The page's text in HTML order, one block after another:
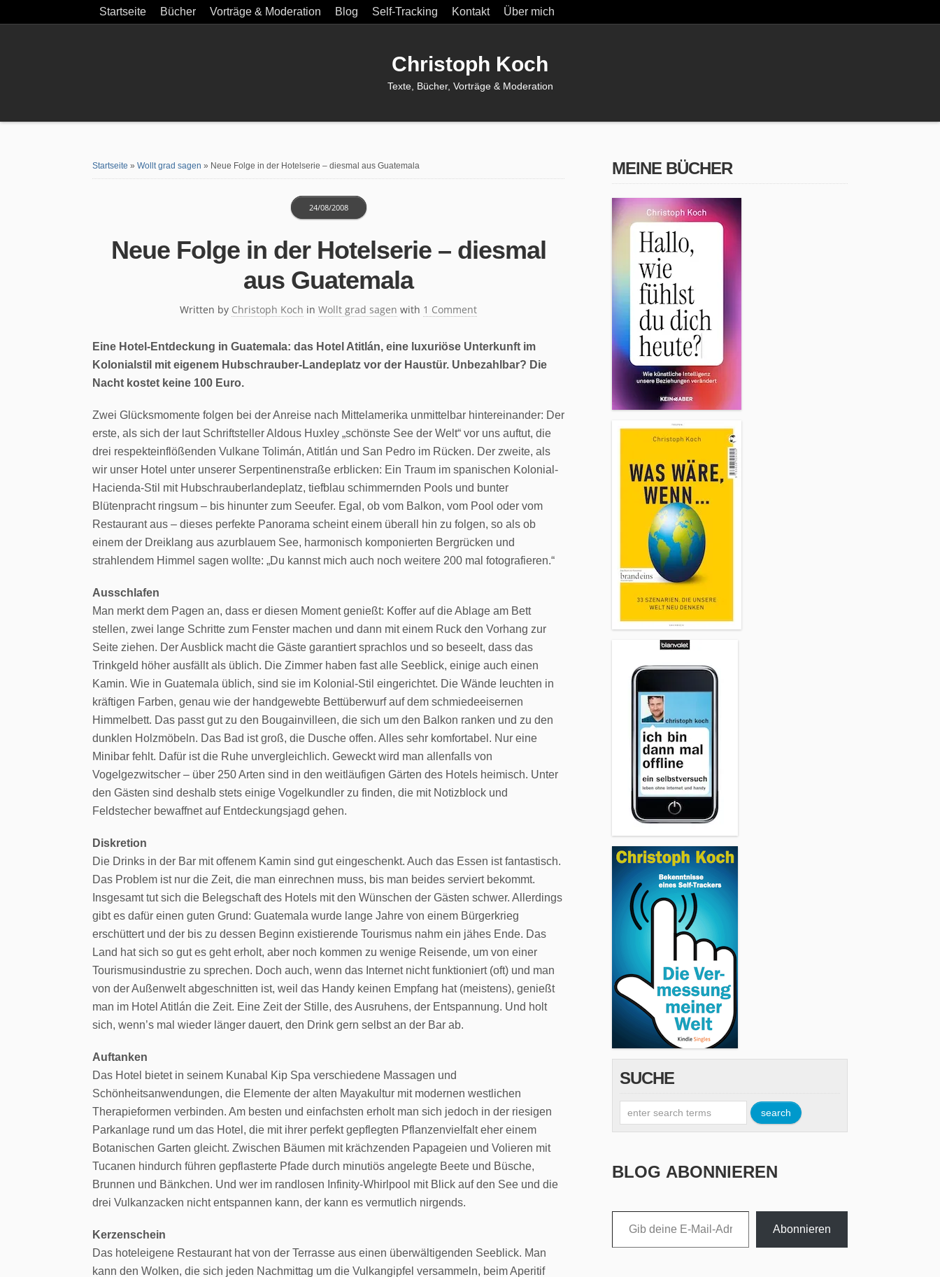
Startseite Bücher Vorträge & Moderation Blog Self-Tracking Kontakt Über mich
Christoph Koch
Texte, Bücher, Vorträge & Moderation
Startseite » Wollt grad sagen » Neue Folge in der Hotelserie – diesmal aus Guatemala
Neue Folge in der Hotelserie – diesmal
aus Guatemala
Written by Christoph Koch
24/08/2008
in Wollt grad sagen with 1 Comment
Eine Hotel-Entdeckung in Guatemala: das Hotel Atitlán, eine luxuriöse Unterkunft im
Kolonialstil mit eigenem Hubschrauber-Landeplatz vor der Haustür. Unbezahlbar? Die
Nacht kostet keine 100 Euro.
Zwei Glücksmomente folgen bei der Anreise nach Mittelamerika unmittelbar hintereinander: Der
erste, als sich der laut Schriftsteller Aldous Huxley „schönste See der Welt“ vor uns auftut, die
drei respekteinflößenden Vulkane Tolimán, Atitlán und San Pedro im Rücken. Der zweite, als
wir unser Hotel unter unserer Serpentinenstraße erblicken: Ein Traum im spanischen Kolonial-
Hacienda-Stil mit Hubschrauberlandeplatz, tiefblau schimmernden Pools und bunter
Blütenpracht ringsum – bis hinunter zum Seeufer. Egal, ob vom Balkon, vom Pool oder vom
Restaurant aus – dieses perfekte Panorama scheint einem überall hin zu folgen, so als ob
einem der Dreiklang aus azurblauem See, harmonisch komponierten Bergrücken und
strahlendem Himmel sagen wollte: „Du kannst mich auch noch weitere 200 mal fotografieren.“
Ausschlafen
Man merkt dem Pagen an, dass er diesen Moment genießt: Koffer auf die Ablage am Bett
stellen, zwei lange Schritte zum Fenster machen und dann mit einem Ruck den Vorhang zur
Seite ziehen. Der Ausblick macht die Gäste garantiert sprachlos und so beseelt, dass das
Trinkgeld höher ausfällt als üblich. Die Zimmer haben fast alle Seeblick, einige auch einen
Kamin. Wie in Guatemala üblich, sind sie im Kolonial-Stil eingerichtet. Die Wände leuchten in
kräftigen Farben, genau wie der handgewebte Bettüberwurf auf dem schmiedeeisernen
Himmelbett. Das passt gut zu den Bougainvilleen, die sich um den Balkon ranken und zu den
dunklen Holzmöbeln. Das Bad ist groß, die Dusche offen. Alles sehr komfortabel. Nur eine
Minibar fehlt. Dafür ist die Ruhe unvergleichlich. Geweckt wird man allenfalls von
Vogelgezwitscher – über 250 Arten sind in den weitläufigen Gärten des Hotels heimisch. Unter
den Gästen sind deshalb stets einige Vogelkundler zu finden, die mit Notizblock und
Feldstecher bewaffnet auf Entdeckungsjagd gehen.
Diskretion
Die Drinks in der Bar mit offenem Kamin sind gut eingeschenkt. Auch das Essen ist fantastisch.
Das Problem ist nur die Zeit, die man einrechnen muss, bis man beides serviert bekommt.
Insgesamt tut sich die Belegschaft des Hotels mit den Wünschen der Gästen schwer. Allerdings
gibt es dafür einen guten Grund: Guatemala wurde lange Jahre von einem Bürgerkrieg
erschüttert und der bis zu dessen Beginn existierende Tourismus nahm ein jähes Ende. Das
Land hat sich so gut es geht erholt, aber noch kommen zu wenige Reisende, um von einer
Tourismusindustrie zu sprechen. Doch auch, wenn das Internet nicht funktioniert (oft) und man
von der Außenwelt abgeschnitten ist, weil das Handy keinen Empfang hat (meistens), genießt
man im Hotel Atitlán die Zeit. Eine Zeit der Stille, des Ausruhens, der Entspannung. Und holt
sich, wenn’s mal wieder länger dauert, den Drink gern selbst an der Bar ab.
Auftanken
Das Hotel bietet in seinem Kunabal Kip Spa verschiedene Massagen und
Schönheitsanwendungen, die Elemente der alten Mayakultur mit modernen westlichen
Therapieformen verbinden. Am besten und einfachsten erholt man sich jedoch in der riesigen
Parkanlage rund um das Hotel, die mit ihrer perfekt gepflegten Pflanzenvielfalt eher einem
Botanischen Garten gleicht. Zwischen Bäumen mit krächzenden Papageien und Volieren mit
Tucanen hindurch führen gepflasterte Pfade durch minutiös angelegte Beete und Büsche,
Brunnen und Bänkchen. Und wer im randlosen Infinity-Whirlpool mit Blick auf den See und die
drei Vulkanzacken nicht entspannen kann, der kann es vermutlich nirgends.
Kerzenschein
Das hoteleigene Restaurant hat von der Terrasse aus einen überwältigenden Seeblick. Man
kann den Wolken, die sich jeden Nachmittag um die Vulkangipfel versammeln, beim Aperitif
MEINE BÜCHER
SUCHE
BLOG ABONNIEREN
Gib deine E-Mail-Adresse ein ...
Abonnieren